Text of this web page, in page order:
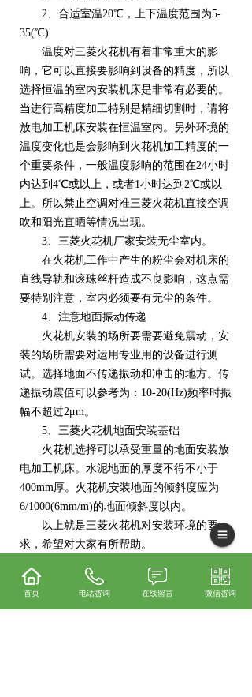
2、合适室温20℃，上下温度范围为5-
35(℃)
温度对三菱火花机有着非常重大的影
响，它可以直接要影响到设备的精度，所以
选择恒温的室内安装机床是非常有必要的。
当进行高精度加工特别是精细切割时，请将
放电加工机床安装在恒温室内。另外环境的
温度变化也是会影响到火花机加工精度的一
个重要条件，一般温度影响的范围在24小时
内达到4℃或以上，或者1小时达到2℃或以
上。所以禁止空调对准三菱火花机直接空调
吹和阳光直晒等情况出现。
3、三菱火花机厂家安装无尘室内。
在火花机工作中产生的粉尘会对机床的
直线导轨和滚珠丝杆造成不良影响，这点需
要特别注意，室内必须要有无尘的条件。
4、注意地面振动传递
火花机安装的场所要需要避免震动，安
装的场所需要对运用专业用的设备进行测
试。选择地面不传递振动和冲击的地方。传
递振动震值可以参考为：10-20(Hz)频率时振
幅不超过2μm。
5、三菱火花机地面安装基础
火花机选择可以承受重量的地面安装放
电加工机床。水泥地面的厚度不得不小于
400mm厚。火花机安装地面的倾斜度应为
6/1000(6mm/m)的地面倾斜度以内。
以上就是三菱火花机对安装环境的要
求，希望对大家有所帮助。
首页 电话咨询 在线留言 微信咨询